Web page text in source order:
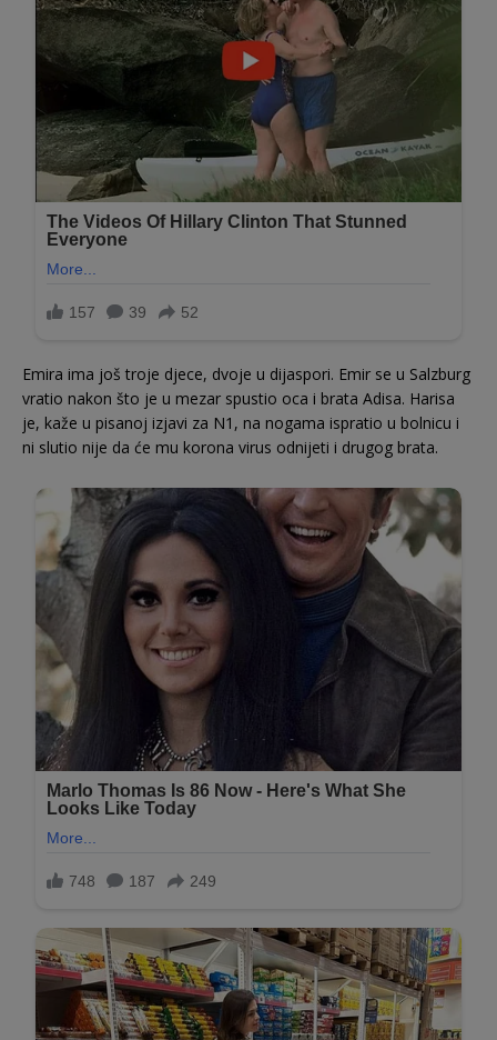
Emira ima još troje djece, dvoje u dijaspori. Emir se u Salzburg
vratio nakon što je u mezar spustio oca i brata Adisa. Harisa
je, kaže u pisanoj izjavi za N1, na nogama ispratio u bolnicu i
ni slutio nije da će mu korona virus odnijeti i drugog brata.